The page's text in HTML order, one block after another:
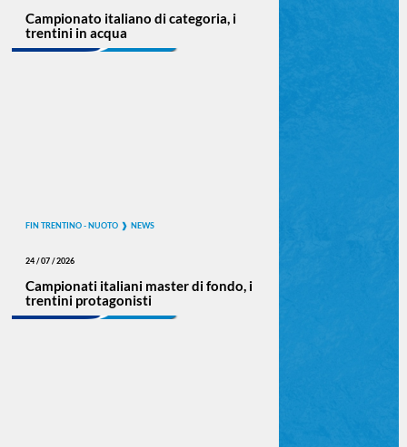
Campionato italiano di categoria, i
trentini in acqua
FIN TRENTINO - NUOTO NEWS
24 / 07 / 2026
Campionati italiani master di fondo, i
trentini protagonisti